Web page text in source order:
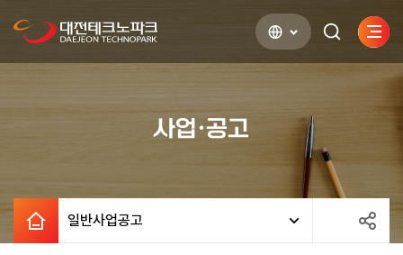
검색하기사이
열기
사업·공고
일반사업공고